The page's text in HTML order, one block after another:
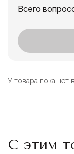
Всего
У товара пока нет
С этим